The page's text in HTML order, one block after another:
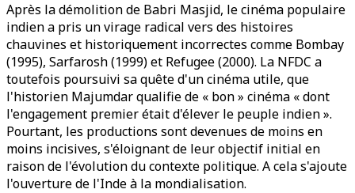
Après la démolition de Babri Masjid, le cinéma populaire
indien a pris un virage radical vers des histoires
chauvines et historiquement incorrectes comme Bombay
(1995), Sarfarosh (1999) et Refugee (2000). La NFDC a
toutefois poursuivi sa quête d'un cinéma utile, que
l'historien Majumdar qualifie de « bon » cinéma « dont
l'engagement premier était d'élever le peuple indien ».
Pourtant, les productions sont devenues de moins en
moins incisives, s'éloignant de leur objectif initial en
raison de l'évolution du contexte politique. A cela s'ajoute
l'ouverture de l'Inde à la mondialisation.